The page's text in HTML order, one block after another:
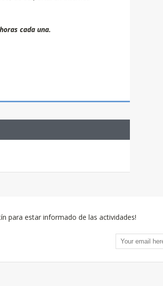
cada una.
para estar informado de las actividades!